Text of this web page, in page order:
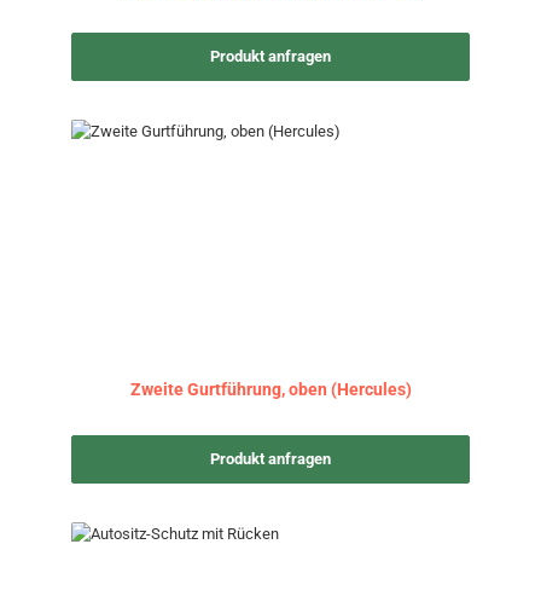
Produkt anfragen
Zweite Gurtführung, oben (Hercules)
Produkt anfragen